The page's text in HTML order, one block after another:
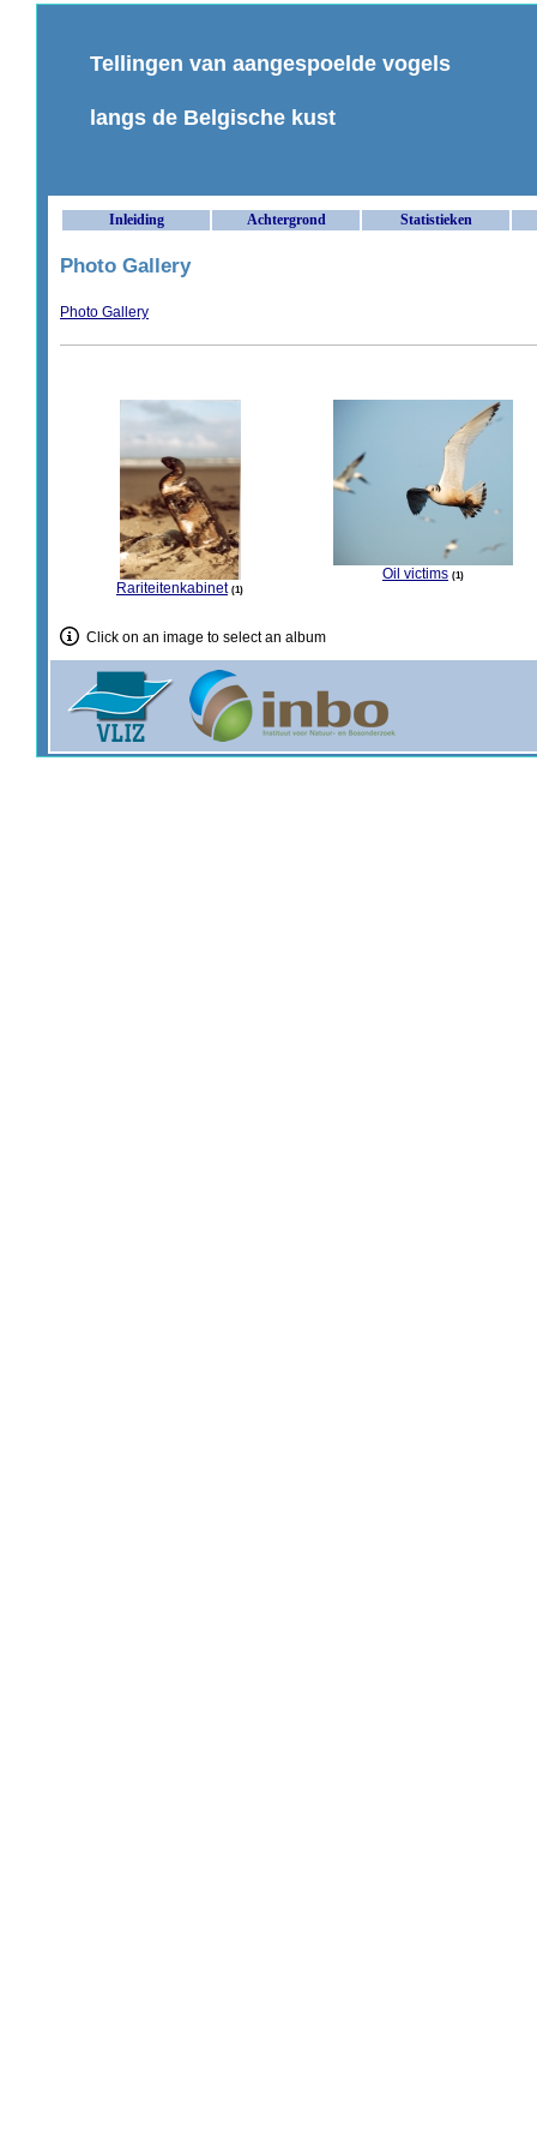
Tellingen van aangespoelde vogels
langs de Belgische kust
Inleiding Achtergrond Statistieken
Photo Gallery
Photo Gallery
Rariteitenkabinet 1
Oil victims 1
Click on an image to select an album